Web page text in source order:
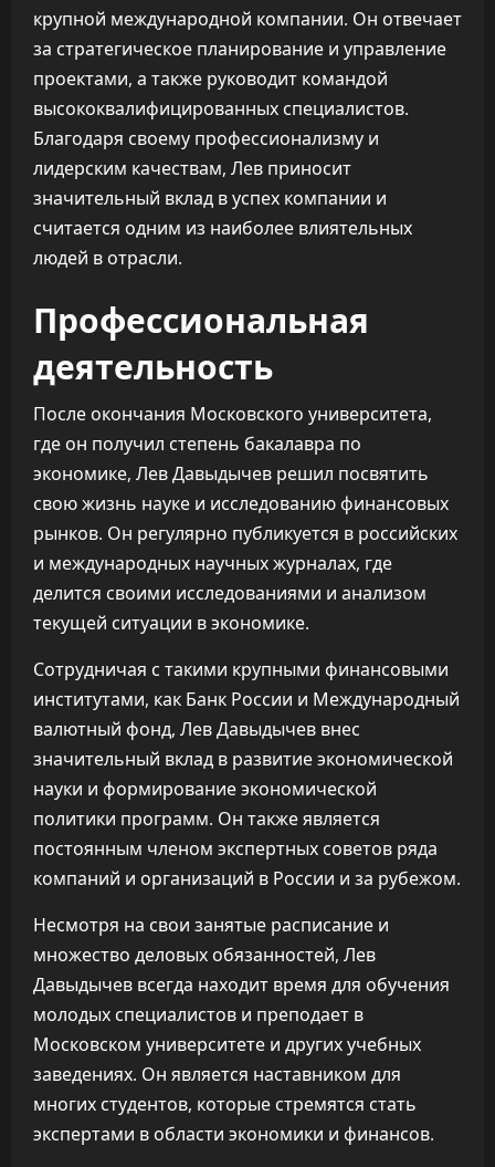
крупной международной компании. Он отвечает
за стратегическое планирование и управление
проектами, а также руководит командой
высококвалифицированных специалистов.
Благодаря своему профессионализму и
лидерским качествам, Лев приносит
значительный вклад в успех компании и
считается одним из наиболее влиятельных
людей в отрасли.
Профессиональная
деятельность
После окончания Московского университета,
где он получил степень бакалавра по
экономике, Лев Давыдычев решил посвятить
свою жизнь науке и исследованию финансовых
рынков. Он регулярно публикуется в российских
и международных научных журналах, где
делится своими исследованиями и анализом
текущей ситуации в экономике.
Сотрудничая с такими крупными финансовыми
институтами, как Банк России и Международный
валютный фонд, Лев Давыдычев внес
значительный вклад в развитие экономической
науки и формирование экономической
политики программ. Он также является
постоянным членом экспертных советов ряда
компаний и организаций в России и за рубежом.
Несмотря на свои занятые расписание и
множество деловых обязанностей, Лев
Давыдычев всегда находит время для обучения
молодых специалистов и преподает в
Московском университете и других учебных
заведениях. Он является наставником для
многих студентов, которые стремятся стать
экспертами в области экономики и финансов.